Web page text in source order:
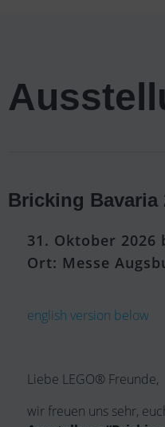
Bricking Bavaria
31. Oktober 2026
Ort: Messe
english version below
Liebe LEGO® Freunde,
wir freuen uns sehr,